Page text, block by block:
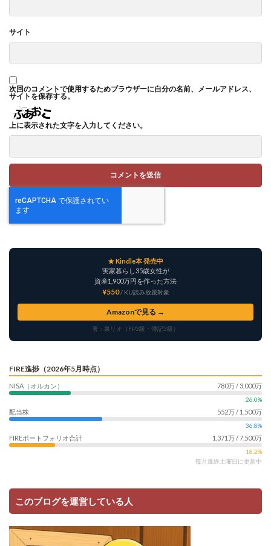
サイト
次回のコメントで使用するためブラウザーに自分の名前、メールアドレス、
サイトを保存する。
上に表示された文字を入力してください。
★ Kindle本 発売中
実家暮らし35歳女性が
資産1,900万円を作った方法
¥550 / KU読み放題対象
Amazonで見る →
著：泉リオ（FP3級・簿記3級）
FIRE進捗（2026年5月時点）
NISA（オルカン） 780万 / 3,000万
26.0%
配当株 552万 / 1,500万
36.8%
FIREポートフォリオ合計 1,371万 / 7,500万
18.2%
毎月最終土曜日に更新中
このブログを運営している人